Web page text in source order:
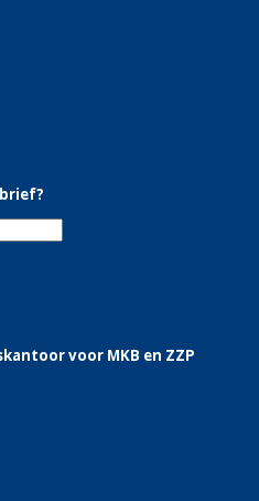
voor MKB en ZZP